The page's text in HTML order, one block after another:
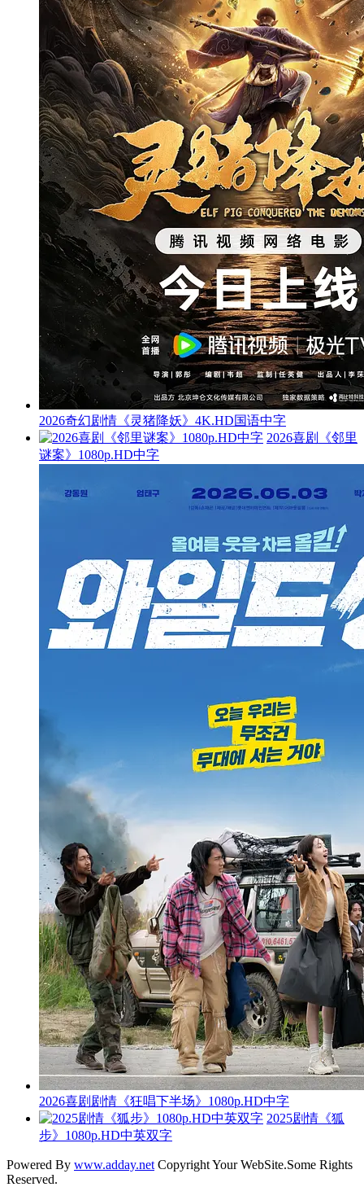
2026奇幻剧情《灵猪降妖》4K.HD国语中字
2026喜剧《邻里
谜案》1080p.HD中字
2026喜剧剧情《狂唱下半场》1080p.HD中字
2025剧情《狐
步》1080p.HD中英双字
Powered By www.adday.net Copyright Your WebSite.Some Rights
Reserved.